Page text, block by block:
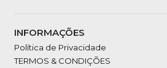
INFORMAÇÕES
Política de Privacidade
TERMOS & CONDIÇÕES